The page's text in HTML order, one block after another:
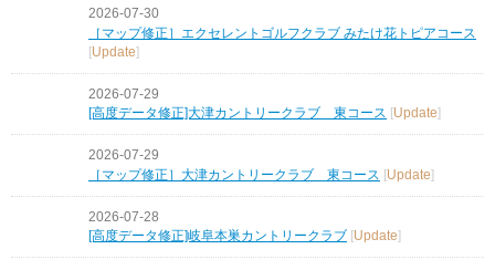
2026-07-30
［マップ修正］エクセレントゴルフクラブ みたけ花トピアコース
[Update]
2026-07-29
[高度データ修正]大津カントリークラブ 東コース [Update]
2026-07-29
［マップ修正］大津カントリークラブ 東コース [Update]
2026-07-28
[高度データ修正]岐阜本巣カントリークラブ [Update]